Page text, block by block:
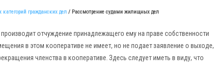
категорий гражданских дел / Рассмотрение судами жилищных дел
отчуждение принадлежащего ему на праве собственности
в этом кооперативе не имеет, но не подает заявление о выходе,
членства в кооперативе. Здесь следует иметь в виду, что